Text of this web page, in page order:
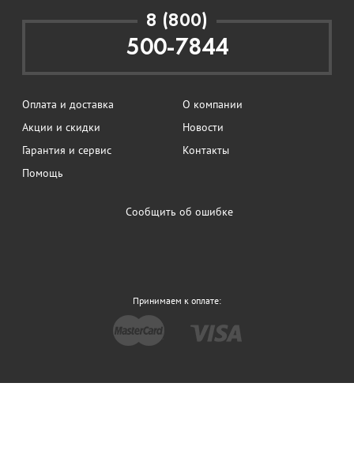
8 (800)
500-7844
Оплата и доставка
О компании
Акции и скидки
Новости
Гарантия и сервис
Контакты
Помощь
Сообщить об ошибке
Принимаем к оплате: